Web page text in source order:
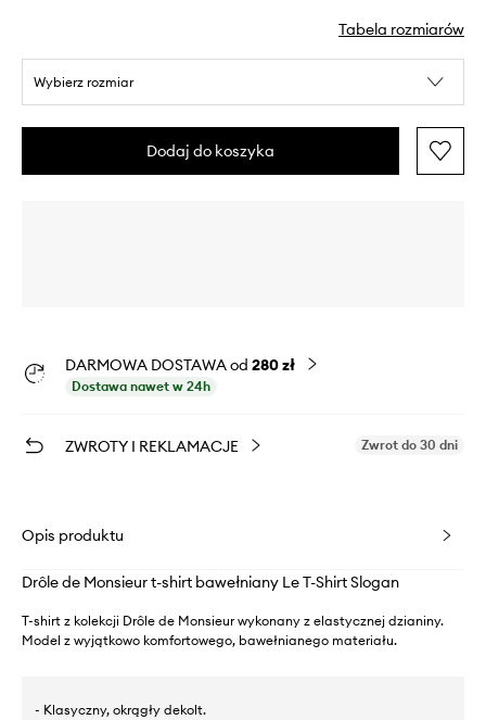
Tabela rozmiarów
Wybierz rozmiar
Dodaj do koszyka
DARMOWA DOSTAWA od 280 zł
Dostawa nawet w 24h
ZWROTY I REKLAMACJE Zwrot do 30 dni
Opis produktu
Drôle de Monsieur t-shirt bawełniany Le T-Shirt Slogan
T-shirt z kolekcji Drôle de Monsieur wykonany z elastycznej dzianiny.
Model z wyjątkowo komfortowego, bawełnianego materiału.
- Klasyczny, okrągły dekolt.